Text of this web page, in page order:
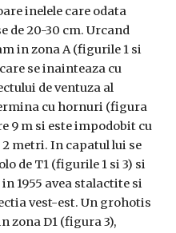
inelele care odata
de 20-30 cm. Urcand
in zona A (figurile 1 si
se inainteaza cu
de ventuza al
cu hornuri (figura
9 m si este impodobit cu
metri. In capatul lui se
de T1 (figurile 1 si 3) si
1955 avea stalactite si
vest-est. Un grohotis
zona D1 (figura 3),